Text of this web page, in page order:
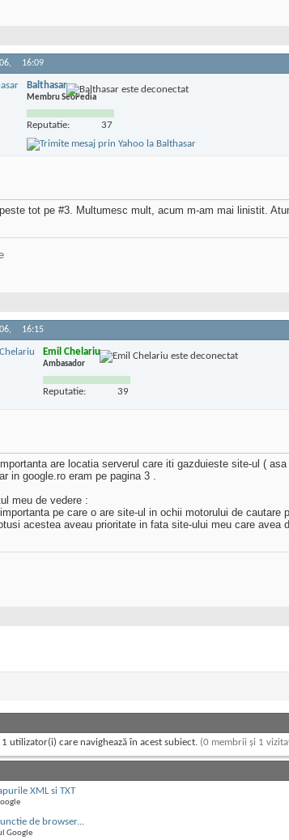
16:09
Balthasar
Membru SeoPedia
Reputatie: 37
tot pe #3. Multumesc mult, acum m-am mai linistit.
16:15
Emil Chelariu
Ambasador
Reputatie: 39
are locatia serverul care iti gazduieste site-ul (
in google.ro eram pe pagina 3 .
meu de vedere :
pe care o are site-ul in ochii motorului de
acestea aveau prioritate in fata site-ului meu care avea
utilizator(i) care navighează în acest subiect. (0 membrii și 1
XML si TXT
de browser...
Google